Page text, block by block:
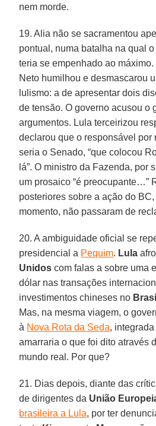
nem morde.
19. Alia não se sacramentou
pontual, numa batalha na qual
teria se empenhado ao
Neto humilhou e desmascarou
lulismo: a de apresentar dois
de tensão. O governo acusou o
argumentos. Lula terceirizou
declarou que o responsável por
seria o Senado, “que colocou
lá”. O ministro da Fazenda, por
um prosaico “é preocupante…”
posteriores sobre a ação do
momento, não passaram de
20. A ambiguidade oficial se
presidencial a Pequim. Lula
Unidos com falas a sobre uma
dólar nas transações
investimentos chineses no Brasil
Mas, na mesma viagem, o
à Nova Rota da Seda,
amarraria o que foi dito através
mundo real. Por que?
21. Dias depois, diante das
de dirigentes da União
brasileira a Lula, por ter